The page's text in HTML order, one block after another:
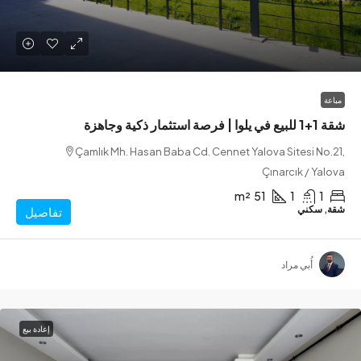
Çamlık Mh. Hasan Baba Cd. Cennet Yalova Sitesi
Çınarcık /
1
51
m²
تفاصيل
أُبي مراد